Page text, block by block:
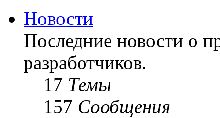
Новости
Последние новости о
разработчиков.
17 Темы
157 Сообщения